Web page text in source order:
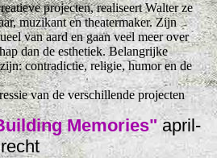
projecten, realiseert Walter ze
muzikant en theatermaker. Zijn
van aard en gaan veel meer over
dan de esthetiek. Belangrijke
contradictie, religie, humor en de
van de verschillende projecten
Memories"april-